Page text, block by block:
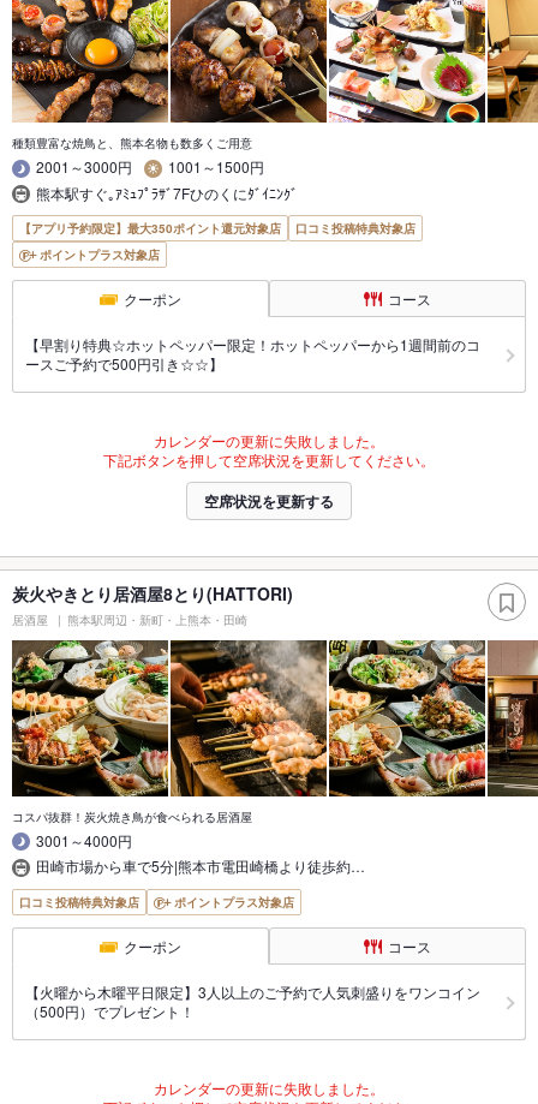
種類豊富な焼鳥と、熊本名物も数多くご用意
2001～3000円
1001～1500円
熊本駅すぐ｡ｱﾐｭﾌﾟﾗｻﾞ7Fひのくにﾀﾞｲﾆﾝｸﾞ
【アプリ予約限定】最大350ポイント還元対象店
口コミ投稿特典対象店
ポイントプラス対象店
クーポン コース
【早割り特典☆ホットペッパー限定！ホットペッパーから1週間前のコ
ースご予約で500円引き☆☆】
カレンダーの更新に失敗しました。
下記ボタンを押して空席状況を更新してください。
空席状況を更新する
炭火やきとり居酒屋8とり(HATTORI)
居酒屋 熊本駅周辺・新町・上熊本・田崎
コスパ抜群！炭火焼き鳥が食べられる居酒屋
3001～4000円
田崎市場から車で5分|熊本市電田崎橋より徒歩約…
口コミ投稿特典対象店 ポイントプラス対象店
クーポン コース
【火曜から木曜平日限定】3人以上のご予約で人気刺盛りをワンコイン
（500円）でプレゼント！
カレンダーの更新に失敗しました。